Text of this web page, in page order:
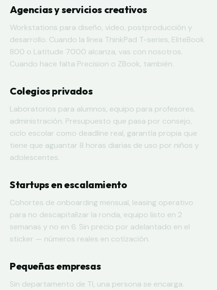
Agencias y servicios creativos
Workstations para diseño, video, postproducción y
desarrollo. Cuando la línea ThinkPad T-series, EliteBook
800 o Latitude 7000 alcanza, vas con nosotros.
Cuando hace falta Precision o ZBook, también.
Colegios privados
Laboratorios para alumnos, equipo para profesores,
administración. Presupuesto que pasa por consejo,
ciclo escolar como deadline real, garantía propia que
tiene que aguantar 8 horas diarias de uso por niños y
adolescentes.
Startups en escalamiento
Cohortes de onboarding mensual, leasing operativo
para no descapitalizar la ronda, equipo listo en 2
semanas y no en 6. Sin precio por adelantado en el
sticker — números reales en cotización.
Pequeñas empresas
Sin departamento de TI, una persona se encarga.